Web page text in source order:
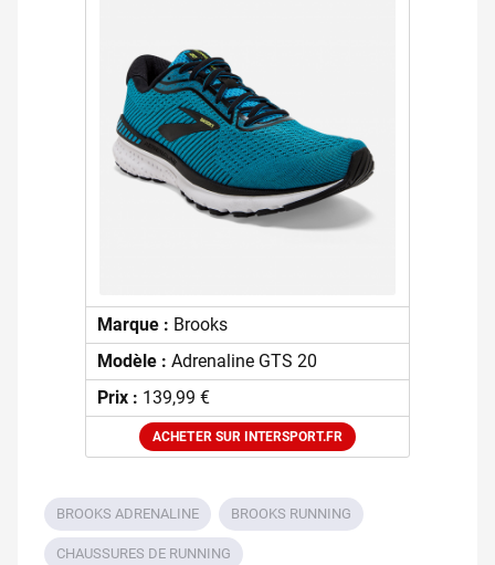
Marque : Brooks
Modèle : Adrenaline GTS 20
Prix : 139,99 €
ACHETER SUR INTERSPORT.FR
BROOKS ADRENALINE BROOKS RUNNING
CHAUSSURES DE RUNNING